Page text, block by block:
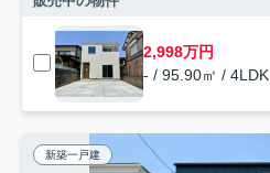
2,998万円
- / 95.90㎡ / 4LDK
新築一戸建